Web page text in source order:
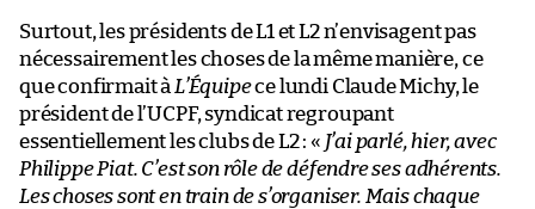
Surtout, les présidents de L1 et L2 n’envisagent pas
nécessairement les choses de la même manière, ce
que confirmait àL’Équipece lundi Claude Michy, le
président de l’UCPF, syndicat regroupant
essentiellement les clubs de L2 : « J’ai parlé, hier, avec
Philippe Piat. C’est son rôle de défendre ses adhérents.
Les choses sont en train de s’organiser. Mais chaque